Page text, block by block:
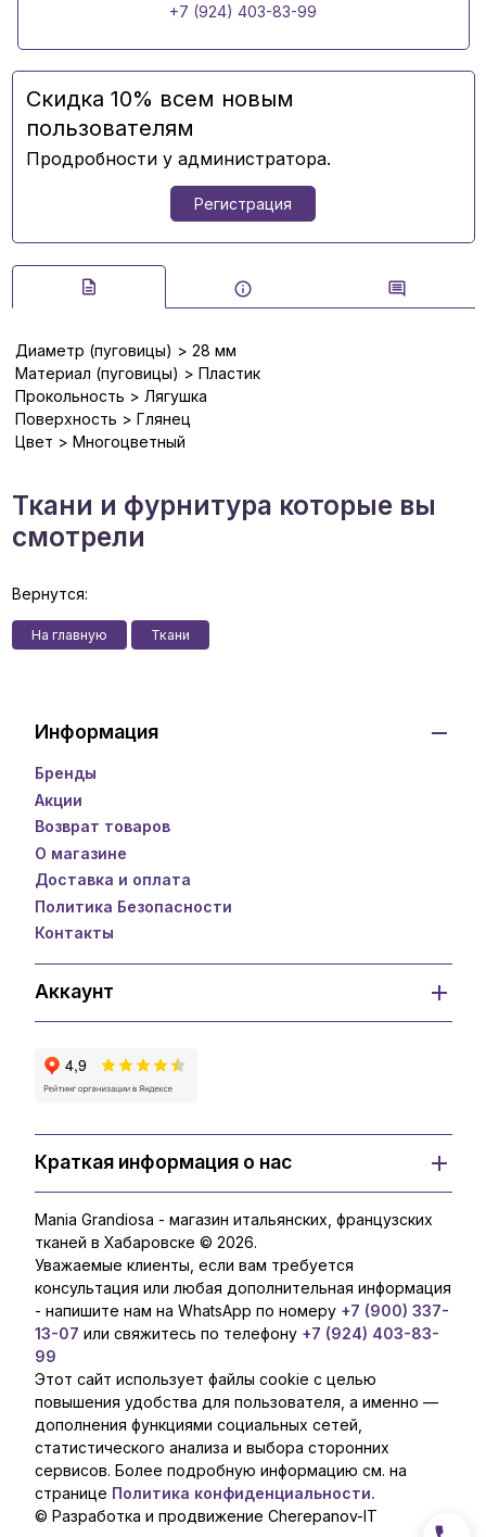
+7 (924) 403-83-99
Скидка 10% всем новым
пользователям
Продробности у администратора.
Регистрация
Диаметр (пуговицы) > 28 мм
Материал (пуговицы) > Пластик
Прокольность > Лягушка
Поверхность > Глянец
Цвет > Многоцветный
Ткани и фурнитура которые вы
смотрели
Вернутся:
На главную Ткани
Информация
Бренды
Акции
Возврат товаров
О магазине
Доставка и оплата
Политика Безопасности
Контакты
Аккаунт
Краткая информация о нас
Mania Grandiosa - магазин итальянских, французских
тканей в Хабаровске © 2026.
Уважаемые клиенты, если вам требуется
консультация или любая дополнительная информация
- напишите нам на WhatsApp по номеру +7 (900) 337-
13-07 или свяжитесь по телефону +7 (924) 403-83-
99
Этот сайт использует файлы cookie с целью
повышения удобства для пользователя, а именно —
дополнения функциями социальных сетей,
статистического анализа и выбора сторонних
сервисов. Более подробную информацию см. на
странице Политика конфиденциальности.
© Разработка и продвижение Cherepanov-IT